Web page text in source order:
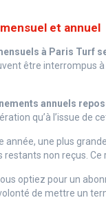
et annuel
à Paris Turf
être interrompus
annuels
qu’à l’issue de
année, une plus
non reçus.
optiez pour un
de mettre un